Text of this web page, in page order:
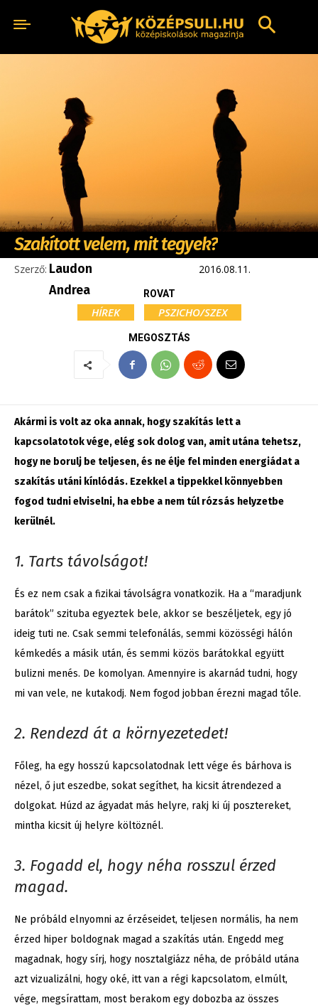
Szakított velem, mit tegyek?
Szerző: Laudon
Andrea
2016.08.11.
ROVAT
HÍREK PSZICHO/SZEX
MEGOSZTÁS
Akármi is volt az oka annak, hogy szakítás lett a
kapcsolatotok vége, elég sok dolog van, amit utána tehetsz,
hogy ne borulj be teljesen, és ne élje fel minden energiádat a
szakítás utáni kínlódás. Ezekkel a tippekkel könnyebben
fogod tudni elviselni, ha ebbe a nem túl rózsás helyzetbe
kerülnél.
1. Tarts távolságot!
És ez nem csak a fizikai távolságra vonatkozik. Ha a “maradjunk
barátok” szituba egyeztek bele, akkor se beszéljetek, egy jó
ideig tuti ne. Csak semmi telefonálás, semmi közösségi hálón
kémkedés a másik után, és semmi közös barátokkal együtt
bulizni menés. De komolyan. Amennyire is akarnád tudni, hogy
mi van vele, ne kutakodj. Nem fogod jobban érezni magad tőle.
2. Rendezd át a környezetedet!
Főleg, ha egy hosszú kapcsolatodnak lett vége és bárhova is
nézel, ő jut eszedbe, sokat segíthet, ha kicsit átrendezed a
dolgokat. Húzd az ágyadat más helyre, rakj ki új posztereket,
mintha kicsit új helyre költöznél.
3. Fogadd el, hogy néha rosszul érzed
magad.
Ne próbáld elnyomni az érzéseidet, teljesen normális, ha nem
érzed hiper boldognak magad a szakítás után. Engedd meg
magadnak, hogy sírj, hogy nosztalgiázz néha, de próbáld utána
azt vizualizálni, hogy oké, itt van a régi kapcsolatom, elmúlt,
vége, megsírattam, most berakom egy dobozba az összes